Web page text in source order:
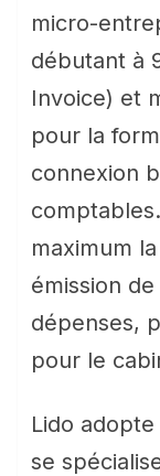
micro-
débutant à
Invoice) et
pour la
connexion
maximum
émission
dépenses,
pour le
Lido
se